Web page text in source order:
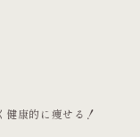
健康的に痩せる！